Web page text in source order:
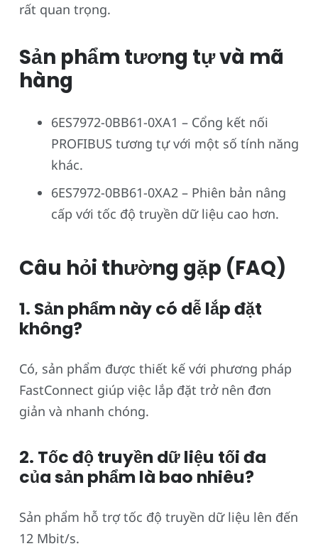
rất quan trọng.
Sản phẩm tương tự và mã
hàng
6ES7972-0BB61-0XA1 – Cổng kết nối
PROFIBUS tương tự với một số tính năng
khác.
6ES7972-0BB61-0XA2 – Phiên bản nâng
cấp với tốc độ truyền dữ liệu cao hơn.
Câu hỏi thường gặp (FAQ)
1. Sản phẩm này có dễ lắp đặt
không?
Có, sản phẩm được thiết kế với phương pháp
FastConnect giúp việc lắp đặt trở nên đơn
giản và nhanh chóng.
2. Tốc độ truyền dữ liệu tối đa
của sản phẩm là bao nhiêu?
Sản phẩm hỗ trợ tốc độ truyền dữ liệu lên đến
12 Mbit/s.